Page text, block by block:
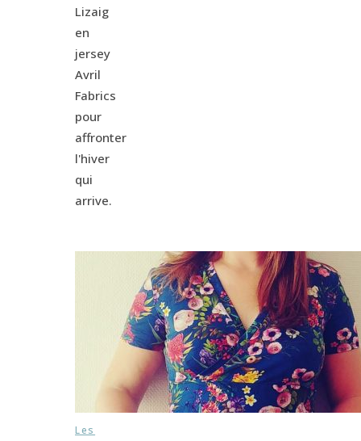
Lizaig
en
jersey
Avril
Fabrics
pour
affronter
l'hiver
qui
arrive.
Les